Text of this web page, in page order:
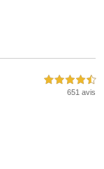
4,5 étoiles sur 5
651 avis